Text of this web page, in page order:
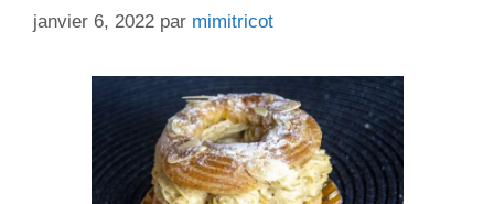
janvier 6, 2022 par mimitricot